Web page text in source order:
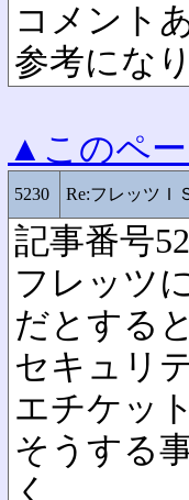
コメント
参考にな
▲このペ
5230 Re:フレッツＩ
記事番号
フレッツ
だとする
セキュリ
エチケッ
そうする
く